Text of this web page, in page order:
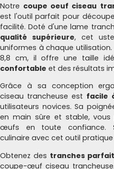
Notre coupe oeuf ciseau
est l'outil parfait pour
facilité. Doté d'une lame
qualité supérieure, cet
uniformes à chaque utilisation.
8,8 cm, il offre une taille
confortable et des résultats
Grâce à sa conception
ciseau trancheuse est facile
utilisateurs novices. Sa
en main sûre et stable,
œufs en toute confiance.
culinaire avec cet outil
Obtenez des tranches
coupe-œuf ciseau